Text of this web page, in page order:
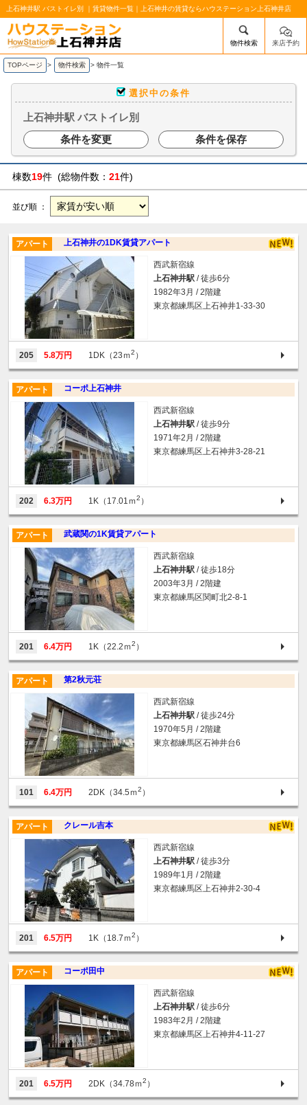
上石神井駅 バストイレ別 ｜賃貸物件一覧｜上石神井の賃貸ならハウステーション上石神井店
/mobile_img/head-logo.png
物件検索 来店予約
TOPページ > 物件検索 > 物件一覧
選択中の条件
上石神井駅 バストイレ別
条件を変更
条件を保存
棟数19件 (総物件数： 21件)
並び順 ：
上石神井の1DK賃貸アパート
アパート
西武新宿線
上石神井駅 / 徒歩6分
1982年3月 / 2階建
東京都練馬区上石神井1-33-30
205 5.8万円 1DK（23ｍ2 ）
コーポ上石神井
アパート
西武新宿線
上石神井駅 / 徒歩9分
1971年2月 / 2階建
東京都練馬区上石神井3-28-21
202 6.3万円 1K（17.01ｍ2 ）
武蔵関の1K賃貸アパート
アパート
西武新宿線
上石神井駅 / 徒歩18分
2003年3月 / 2階建
東京都練馬区関町北2-8-1
201 6.4万円 1K（22.2ｍ2 ）
第2秋元荘
アパート
西武新宿線
上石神井駅 / 徒歩24分
1970年5月 / 2階建
東京都練馬区石神井台6
101 6.4万円 2DK（34.5ｍ2 ）
クレール吉本
アパート
西武新宿線
上石神井駅 / 徒歩3分
1989年1月 / 2階建
東京都練馬区上石神井2-30-4
201 6.5万円 1K（18.7ｍ2 ）
コーポ田中
アパート
西武新宿線
上石神井駅 / 徒歩6分
1983年2月 / 2階建
東京都練馬区上石神井4-11-27
201 6.5万円 2DK（34.78ｍ2 ）